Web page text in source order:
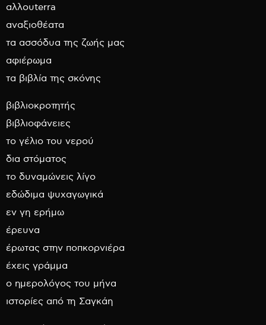
αλλουterra
αναξιοθέατα
τα ασσόδυα της ζωής μας
αφιέρωμα
τα βιβλία της σκόνης
βιβλιοκροτητής
βιβλιοφάνειες
το γέλιο του νερού
δια στόματος
το δυναμώνεις λίγο
εδώδιμα ψυχαγωγικά
εν γη ερήμω
έρευνα
έρωτας στην ποπκορνιέρα
έχεις γράμμα
ο ημερολόγος του μήνα
ιστορίες από τη Σαγκάη